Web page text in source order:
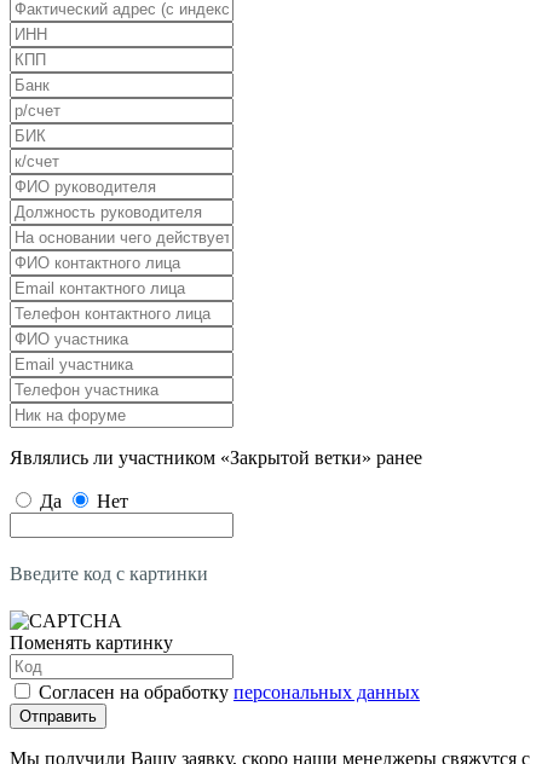
Являлись ли участником «Закрытой ветки» ранее
Да Нет
Введите код с картинки
Поменять картинку
Согласен на обработку персональных данных
Отправить
Мы получили Вашу заявку, скоро наши менеджеры свяжутся с